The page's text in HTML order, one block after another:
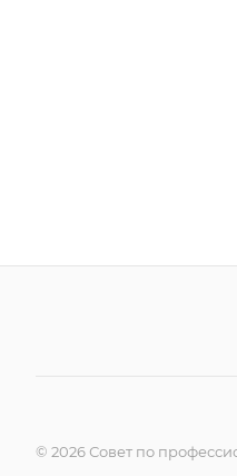
© 2026 Совет по